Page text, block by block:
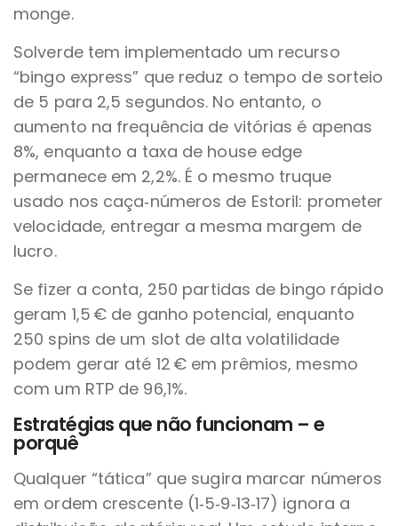
monge.
Solverde tem implementado um recurso
“bingo express” que reduz o tempo de sorteio
de 5 para 2,5 segundos. No entanto, o
aumento na frequência de vitórias é apenas
8%, enquanto a taxa de house edge
permanece em 2,2%. É o mesmo truque
usado nos caça‑números de Estoril: prometer
velocidade, entregar a mesma margem de
lucro.
Se fizer a conta, 250 partidas de bingo rápido
geram 1,5 € de ganho potencial, enquanto
250 spins de um slot de alta volatilidade
podem gerar até 12 € em prêmios, mesmo
com um RTP de 96,1%.
Estratégias que não funcionam – e
porquê
Qualquer “tática” que sugira marcar números
em ordem crescente (1‑5‑9‑13‑17) ignora a